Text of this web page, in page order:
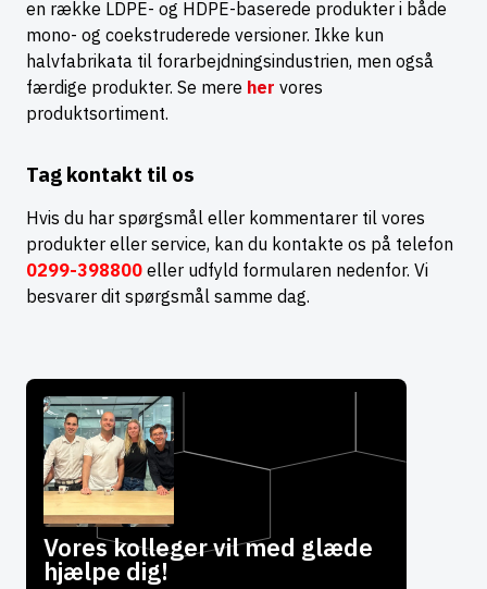
en række LDPE- og HDPE-baserede produkter i både
mono- og coekstruderede versioner. Ikke kun
halvfabrikata til forarbejdningsindustrien, men også
færdige produkter. Se mere her vores
produktsortiment.
Tag kontakt til os
Hvis du har spørgsmål eller kommentarer til vores
produkter eller service, kan du kontakte os på telefon
0299-398800 eller udfyld formularen nedenfor. Vi
besvarer dit spørgsmål samme dag.
Vores kolleger vil med glæde
hjælpe dig!